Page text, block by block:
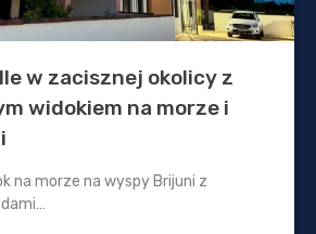
w zacisznej okolicy z
widokiem na morze i
na morze na wyspy Brijuni z